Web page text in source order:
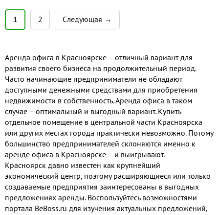
транспортная развязка. Площадь
этажа 1000 кв.м. Площадь
1 2 Следующая →
Аренда офиса в Красноярске – отличный вариант для
развития своего бизнеса на продолжительный период.
Часто начинающие предприниматели не обладают
доступными денежными средствами для приобретения
недвижимости в собственность. Аренда офиса в таком
случае – оптимальный и выгодный вариант. Купить
отдельное помещение в центральной части Красноярска
или других местах города практически невозможно. Потому
большинство предпринимателей склоняются именно к
аренде офиса в Красноярске – и выигрывают.
Красноярск давно известен как крупнейший
экономический центр, поэтому расширяющиеся или только
создаваемые предприятия заинтересованы в выгодных
предложениях аренды. Воспользуйтесь возможностями
портала BeBoss.ru для изучения актуальных предложений,